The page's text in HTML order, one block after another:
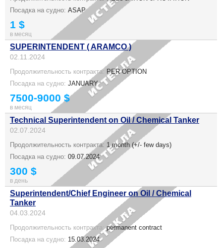
Посадка на судно: ASAP
1 $
в месяц
SUPERINTENDENT ( ARAMCO )
02.11.2024
Продолжительность контракта: PER OPTION
Посадка на судно: JANUARY
7500-9000 $
в месяц
Technical Superintendent on Oil / Chemical Tanker
02.07.2024
Продолжительность контракта: 1 month (+/- few days)
Посадка на судно: 09.07.2024
300 $
в день
Superintendent/Chief Engineer on Oil / Chemical
Tanker
04.03.2024
Продолжительность контракта:permanent contract
Посадка на судно: 15.03.2024